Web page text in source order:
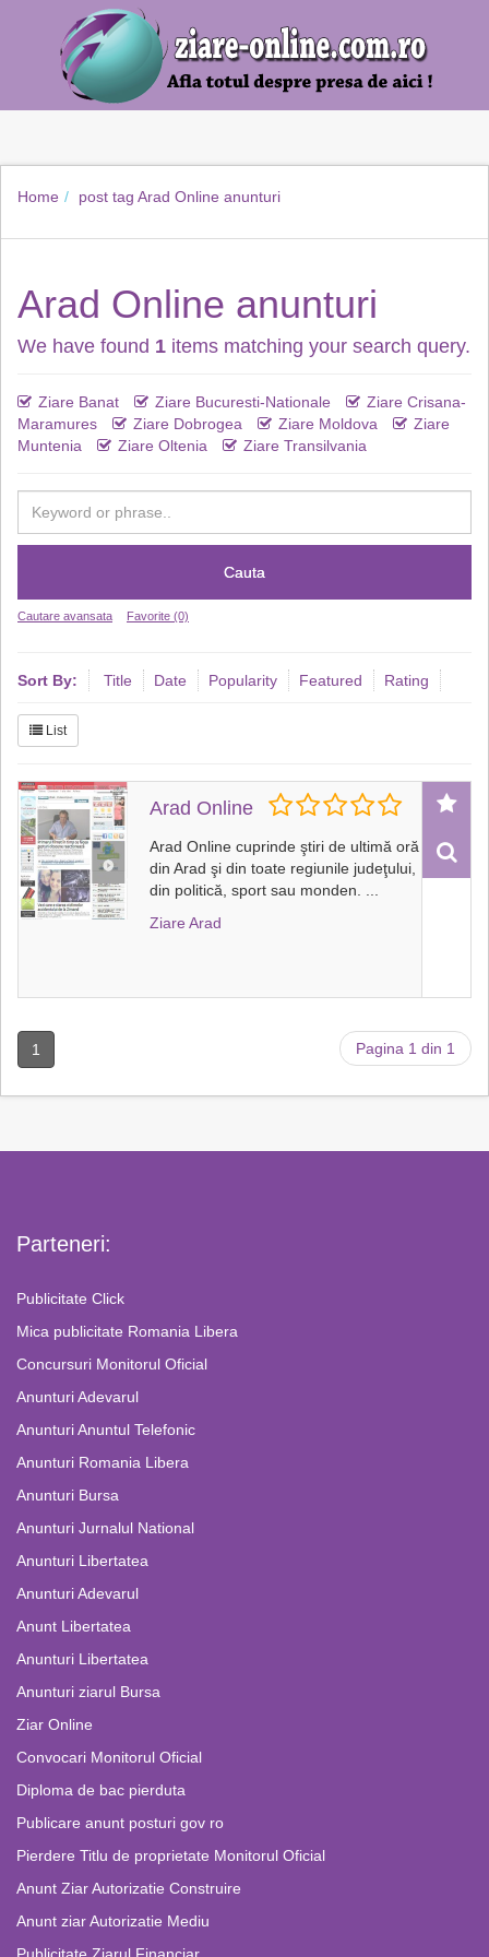
Home post tag Arad Online anunturi
Arad Online anunturi
We have found 1 items matching your search query.
Ziare Banat Ziare Bucuresti-Nationale
Ziare Crisana-
Maramures
Ziare Dobrogea Ziare Moldova
Ziare
Muntenia
Ziare Oltenia Ziare Transilvania
Cauta
Cautare avansata Favorite (0)
Sort By: Title Date Popularity Featured Rating
List
Arad Online
Arad Online cuprinde ştiri de ultimă oră
din Arad şi din toate regiunile judeţului,
din politică, sport sau monden.
Ziare Arad
1 Pagina 1 din 1
Parteneri:
Publicitate Click
Mica publicitate Romania Libera
Concursuri Monitorul Oficial
Anunturi Adevarul
Anunturi Anuntul Telefonic
Anunturi Romania Libera
Anunturi Bursa
Anunturi Jurnalul National
Anunturi Libertatea
Anunturi Adevarul
Anunt Libertatea
Anunturi Libertatea
Anunturi ziarul Bursa
Ziar Online
Convocari Monitorul Oficial
Diploma de bac pierduta
Publicare anunt posturi gov ro
Pierdere Titlu de proprietate Monitorul Oficial
Anunt Ziar Autorizatie Construire
Anunt ziar Autorizatie Mediu